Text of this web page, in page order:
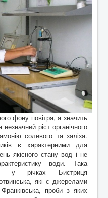
фону повітря, а значить
ріст органічного
солевого та заліза.
є характерними для
якісного стану вод і не
води. Така
у річках Бистриця
які є джерелами
проби з яких